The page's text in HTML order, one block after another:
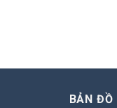
BẢN ĐỒ